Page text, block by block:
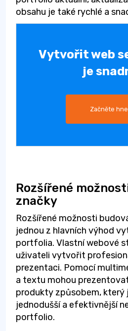
obsahu je také rychlé a
Vytvořit web
je
Začněte
Rozšířené
značky
Rozšířené možnosti
jednou z hlavních výhod
portfolia. Vlastní webové
uživateli vytvořit
prezentaci. Pomocí
a textu mohou
produkty způsobem, který
jednodušší a efektivnější
portfolio.